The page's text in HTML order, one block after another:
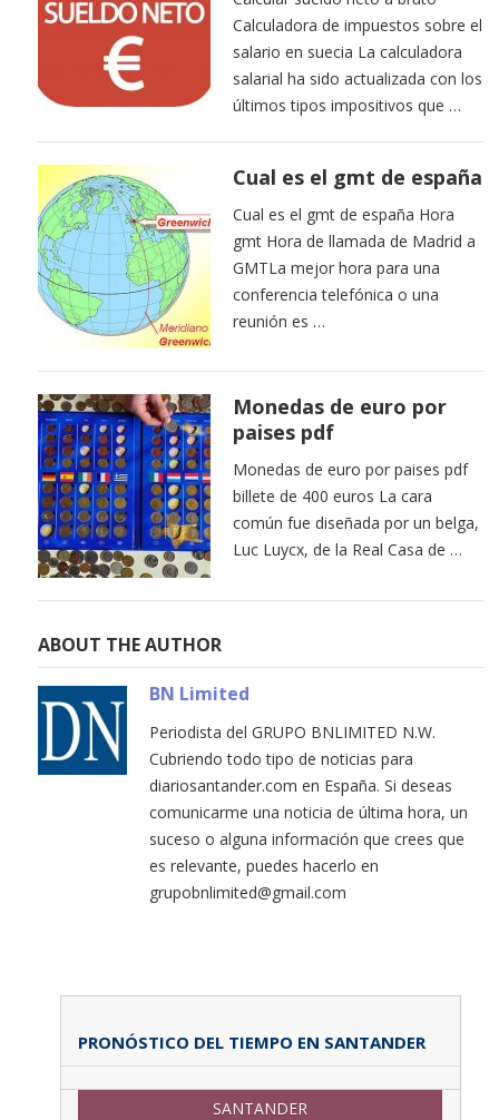
Calculadora de impuestos sobre el
salario en suecia La calculadora
salarial ha sido actualizada con los
últimos tipos impositivos que …
Cual es el gmt de españa
Cual es el gmt de españa Hora
gmt Hora de llamada de Madrid a
GMTLa mejor hora para una
conferencia telefónica o una
reunión es …
Monedas de euro por
paises pdf
Monedas de euro por paises pdf
billete de 400 euros La cara
común fue diseñada por un belga,
Luc Luycx, de la Real Casa de …
ABOUT THE AUTHOR
BN Limited
Periodista del GRUPO BNLIMITED N.W.
Cubriendo todo tipo de noticias para
diariosantander.com en España. Si deseas
comunicarme una noticia de última hora, un
suceso o alguna información que crees que
es relevante, puedes hacerlo en
grupobnlimited@gmail.com
PRONÓSTICO DEL TIEMPO EN SANTANDER
SANTANDER